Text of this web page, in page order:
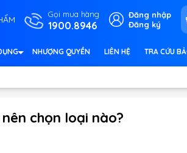
Gọi mua hàng
1900.8946
Đăng nhập
Đăng ký
NHƯỢNG QUYỀN LIÊN HỆ TRA CỨU
chọn loại nào?